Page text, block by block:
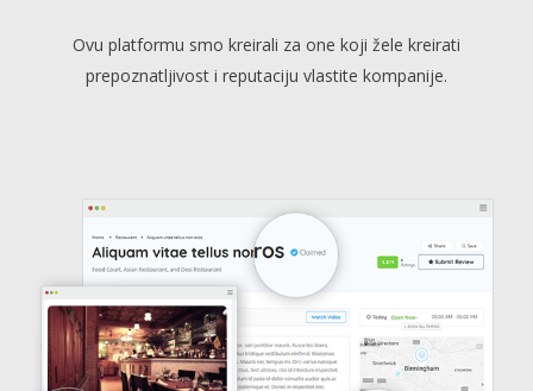
Ovu platformu smo kreirali za one koji žele kreirati
prepoznatljivost i reputaciju vlastite kompanije.